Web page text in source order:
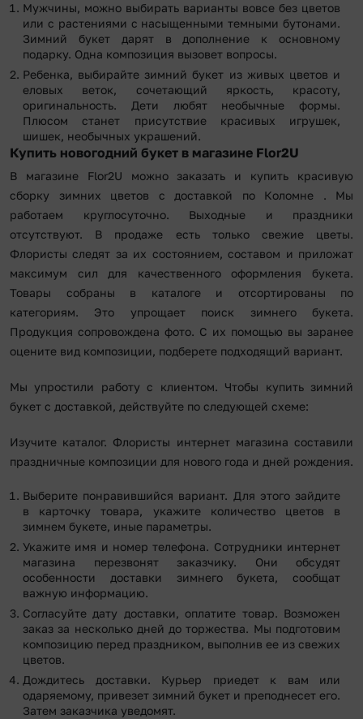
Мужчины, можно выбирать варианты вовсе без цветов
или с растениями с насыщенными темными бутонами.
Зимний букет дарят в дополнение к основному
подарку. Одна композиция вызовет вопросы.
Ребенка, выбирайте зимний букет из живых цветов и
еловых веток, сочетающий яркость, красоту,
оригинальность. Дети любят необычные формы.
Плюсом станет присутствие красивых игрушек,
шишек, необычных украшений.
Купить новогодний букет в магазине Flor2U
В магазине Flor2U можно заказать и купить красивую
сборку зимних цветов с доставкой по Коломне . Мы
работаем круглосуточно. Выходные и праздники
отсутствуют. В продаже есть только свежие цветы.
Флористы следят за их состоянием, составом и приложат
максимум сил для качественного оформления букета.
Товары собраны в каталоге и отсортированы по
категориям. Это упрощает поиск зимнего букета.
Продукция сопровождена фото. С их помощью вы заранее
оцените вид композиции, подберете подходящий вариант.
Мы упростили работу с клиентом. Чтобы купить зимний
букет с доставкой, действуйте по следующей схеме:
Изучите каталог. Флористы интернет магазина составили
праздничные композиции для нового года и дней рождения.
Выберите понравившийся вариант. Для этого зайдите
в карточку товара, укажите количество цветов в
зимнем букете, иные параметры.
Укажите имя и номер телефона. Сотрудники интернет
магазина перезвонят заказчику. Они обсудят
особенности доставки зимнего букета, сообщат
важную информацию.
Согласуйте дату доставки, оплатите товар. Возможен
заказ за несколько дней до торжества. Мы подготовим
композицию перед праздником, выполнив ее из свежих
цветов.
Дождитесь доставки. Курьер приедет к вам или
одаряемому, привезет зимний букет и преподнесет его.
Затем заказчика уведомят.